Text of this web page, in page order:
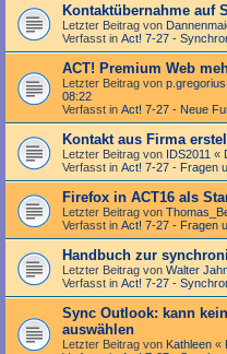
Kontaktübernahme auf
Letzter Beitrag von
Verfasst in Act! 7-27 -
ACT! Premium Web
Letzter Beitrag von
08:22
Verfasst in Act! 7-27 - Neue
Kontakt aus Firma
Letzter Beitrag von IDS2011 «
Verfasst in Act! 7-27 - Fragen
Firefox in ACT16 als
Letzter Beitrag von
Verfasst in Act! 7-27 - Fragen
Handbuch zur
Letzter Beitrag von Walter
Verfasst in Act! 7-27 -
Sync Outlook: kann
auswählen
Letzter Beitrag von Kathleen «